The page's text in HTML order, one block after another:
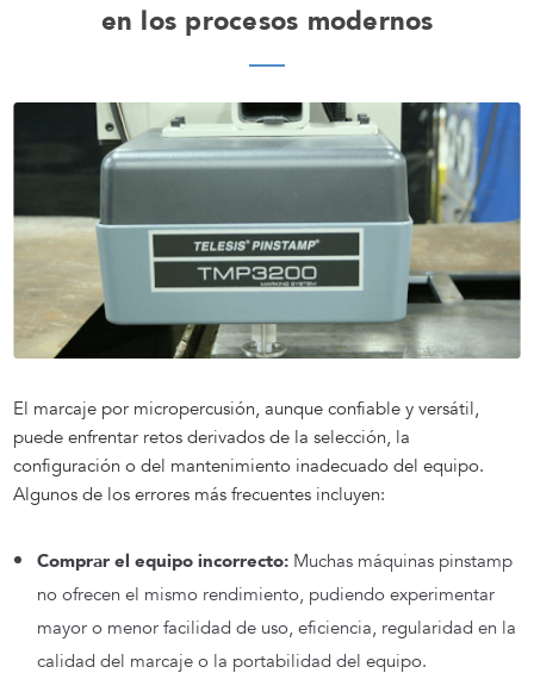
en los procesos modernos
El marcaje por micropercusión, aunque confiable y versátil,
puede enfrentar retos derivados de la selección, la
configuración o del mantenimiento inadecuado del equipo.
Algunos de los errores más frecuentes incluyen:
Comprar el equipo incorrecto: Muchas máquinas pinstamp
no ofrecen el mismo rendimiento, pudiendo experimentar
mayor o menor facilidad de uso, eficiencia, regularidad en la
calidad del marcaje o la portabilidad del equipo.